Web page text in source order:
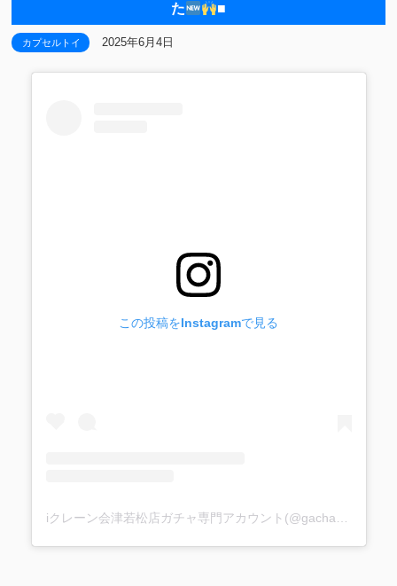
た
■
カプセルトイ 2025年6月4日
この投稿をInstagramで見る
iクレーン会津若松店ガチャ専門アカウント(@gacha_i_gacha)がシェアした投稿